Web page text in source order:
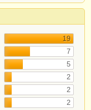
19
7
5
2
2
2